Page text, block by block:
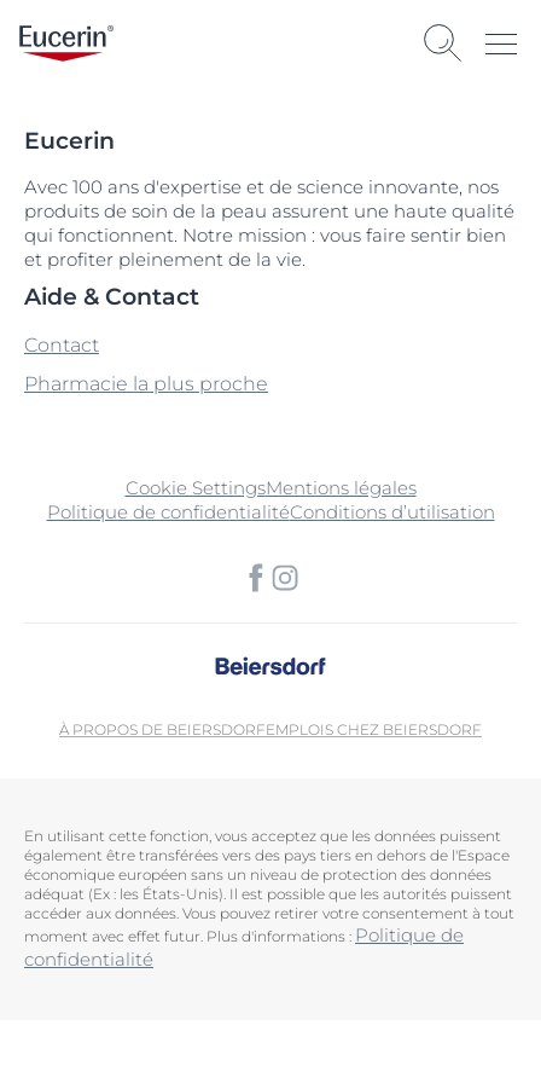
Eucerin
Avec 100 ans d'expertise et de science innovante, nos
produits de soin de la peau assurent une haute qualité
qui fonctionnent. Notre mission : vous faire sentir bien
et profiter pleinement de la vie.
Aide & Contact
Contact
Pharmacie la plus proche
Cookie SettingsMentions légales
Politique de confidentialitéConditions d’utilisation
À PROPOS DE BEIERSDORFEMPLOIS CHEZ BEIERSDORF
En utilisant cette fonction, vous acceptez que les données puissent
également être transférées vers des pays tiers en dehors de l'Espace
économique européen sans un niveau de protection des données
adéquat (Ex : les États-Unis). Il est possible que les autorités puissent
accéder aux données. Vous pouvez retirer votre consentement à tout
moment avec effet futur. Plus d'informations : Politique de
confidentialité